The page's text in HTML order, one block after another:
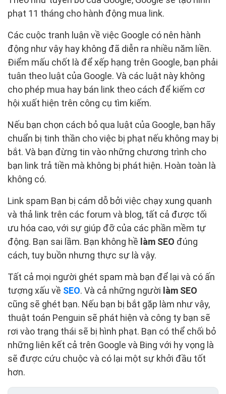
phạt 11 tháng cho hành động mua link.
Các cuộc tranh luận về việc Google có nên hành
động như vậy hay không đã diễn ra nhiều năm liền.
Điểm mấu chốt là để xếp hạng trên Google, bạn phải
tuân theo luật của Google. Và các luật này không
cho phép mua hay bán link theo cách để kiếm cơ
hội xuất hiện trên công cụ tìm kiếm.
Nếu bạn chọn cách bỏ qua luật của Google, bạn hãy
chuẩn bị tinh thần cho việc bị phạt nếu không may bị
bắt. Và bạn đừng tin vào những chương trình cho
bạn link trả tiền mà không bị phát hiện. Hoàn toàn là
không có.
Link spam Bạn bị cám dỗ bởi việc chạy xung quanh
và thả link trên các forum và blog, tất cả được tối
ưu hóa cao, với sự giúp đỡ của các phần mềm tự
động. Bạn sai lầm. Bạn không hề làm SEO đúng
cách, tuy buồn nhưng thực sự là vậy.
Tất cả mọi người ghét spam mà bạn để lại và có ấn
tượng xấu về SEO. Và cả những người làm SEO
cũng sẽ ghét bạn. Nếu bạn bị bắt gặp làm như vậy,
thuật toán Penguin sẽ phát hiện và công ty bạn sẽ
rơi vào trạng thái sẽ bị hình phạt. Bạn có thể chối bỏ
những liên kết cả trên Google và Bing với hy vọng là
sẽ được cứu chuộc và có lại một sự khởi đầu tốt
hơn.